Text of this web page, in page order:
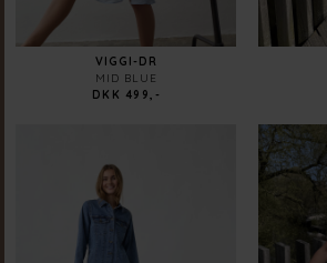
VIGGI-DR
MID BLUE
DKK 499,-